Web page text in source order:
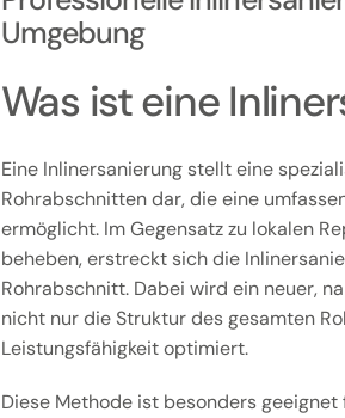
Umgebung
Was ist eine
Eine Inlinersanierung stellt eine
Rohrabschnitten dar, die eine
ermöglicht. Im Gegensatz zu lokalen
beheben, erstreckt sich die
Rohrabschnitt. Dabei wird ein neuer,
nicht nur die Struktur des gesamten
Leistungsfähigkeit optimiert.
Diese Methode ist besonders